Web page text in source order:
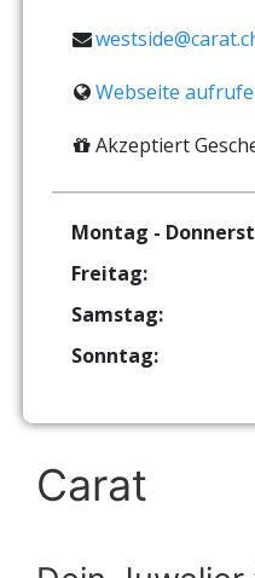
Webseite
Akzeptiert
Montag -
Freitag:
Samstag:
Sonntag:
Carat